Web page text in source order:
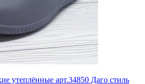
утеплённые арт.34850 Даго стиль